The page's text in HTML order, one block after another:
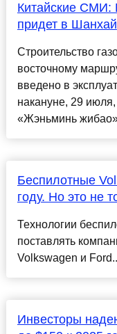
Китайские СМИ:
придет в Шанхай
Строительство
восточному
введено в
накануне, 29 июля,
«Жэньминь
Беспилотные
году. Но это не
Технологии
поставлять
Volkswagen и
Инвесторы